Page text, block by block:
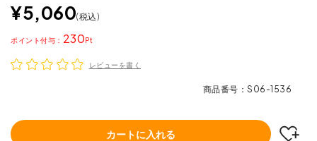
¥5,060 税込
230
ポイント
レビューを書く
商品番号 S06-1536
カートに入れる